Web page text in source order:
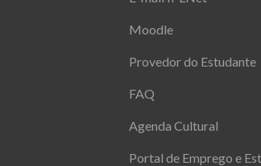
Moodle
Provedor do Estudante
FAQ
Agenda Cultural
Portal de Emprego e